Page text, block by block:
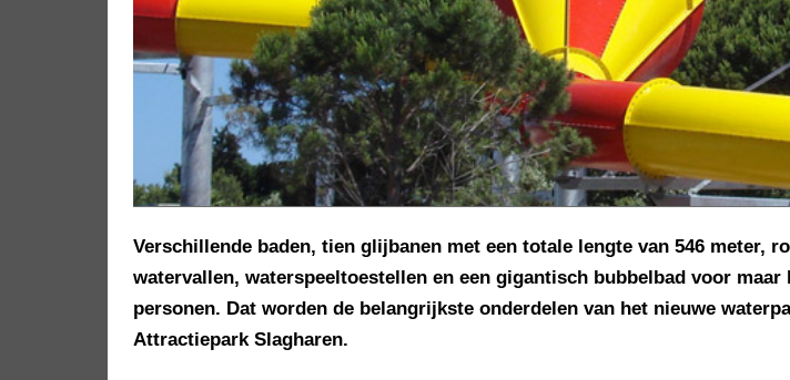
Verschillende baden, tien glijbanen met een totale lengte van 546 meter,
watervallen, waterspeeltoestellen en een gigantisch bubbelbad voor
personen. Dat worden de belangrijkste onderdelen van het nieuwe
Attractiepark Slagharen.